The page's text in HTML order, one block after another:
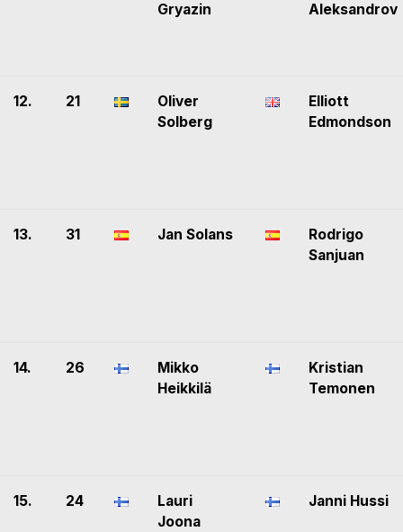
Gryazin
Aleksandrov
12. 21
Oliver
Solberg
Elliott
Edmondson
13. 31 Jan Solans
Rodrigo
Sanjuan
14. 26
Mikko
Heikkilä
Kristian
Temonen
15. 24
Lauri
Joona
Janni Hussi